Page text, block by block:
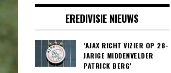
EREDIVISIE NIEUWS
‘AJAX RICHT VIZIER OP 28-
JARIGE MIDDENVELDER
PATRICK BERG’